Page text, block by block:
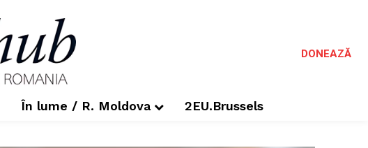
DONEAZĂ
În lume / R. Moldova 2EU.Brussels